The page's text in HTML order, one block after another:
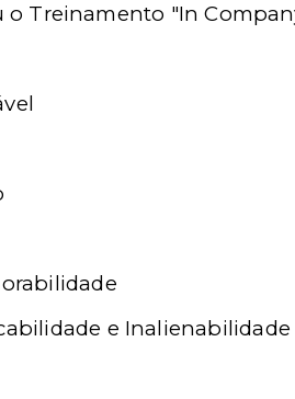
Treinamento "In
e Inalienabilidade